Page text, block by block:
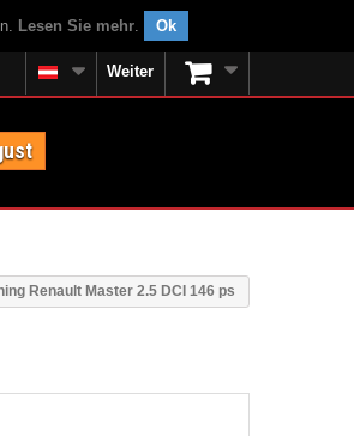
Lesen Sie mehr. Ok
Weiter
Renault Master 2.5 DCI 146 ps